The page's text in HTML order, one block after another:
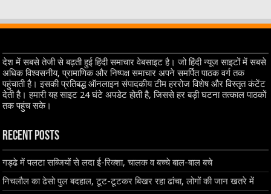
देश में सबसे तेजी से बढ़ती हुई हिंदी समाचार वेबसाइट है। जो हिंदी न्यूज साइटों में सबसे
अधिक विश्वसनीय, प्रामाणिक और निष्पक्ष समाचार अपने समर्पित पाठक वर्ग तक
पहुंचाती है। इसकी प्रतिबद्ध ऑनलाइन संपादकीय टीम हररोज विशेष और विस्तृत कंटेंट
देती है। हमारी यह साइट 24 घंटे अपडेट होती है, जिससे हर बड़ी घटना तत्काल पाठकों
तक पहुंच सके।
Recent Posts
गड्ढे में पलटा सब्जियों से लदा ई-रिक्शा, चालक व बच्चे बाल-बाल बचे
निचलौल का ढेसो पुल बदहाल, टूट-टूटकर बिखर रहा ढांचा, लोगों की जान खतरे में